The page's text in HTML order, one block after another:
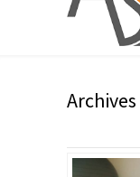
Archives